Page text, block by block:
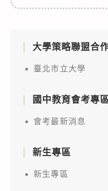
大學策略聯盟合
臺北市立大學
國中教育會考專
會考最新消息
新生專區
新生專區